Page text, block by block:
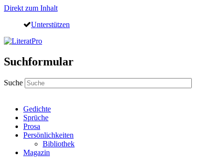
Direkt zum Inhalt
Unterstützen
Suchformular
Suche
Gedichte
Sprüche
Prosa
Persönlichkeiten
Bibliothek
Magazin